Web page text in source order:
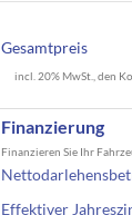
Gesamtpreis
incl. 20% MwSt., den
Finanzierung
Finanzieren Sie Ihr
Effektiver